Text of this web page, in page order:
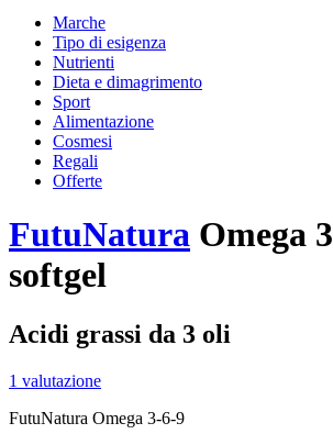
Marche
Tipo di esigenza
Nutrienti
Dieta e dimagrimento
Sport
Alimentazione
Cosmesi
Regali
Offerte
FutuNatura Omega
softgel
Acidi grassi da 3 oli
1 valutazione
FutuNatura Omega 3-6-9